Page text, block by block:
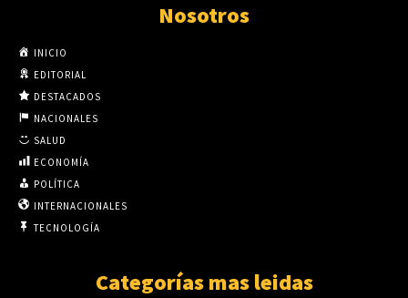
Nosotros
INICIO
EDITORIAL
DESTACADOS
NACIONALES
SALUD
ECONOMÍA
POLÍTICA
INTERNACIONALES
TECNOLOGÍA
Categorías mas leidas